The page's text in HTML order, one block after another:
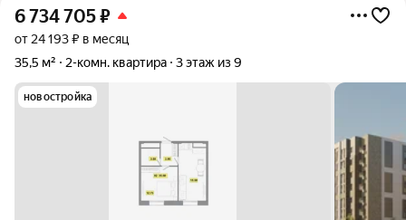
6 734 705₽
от 24 193 ₽ в месяц
35,5 м²
2-комн. квартира 3 этаж из 9
новостройка